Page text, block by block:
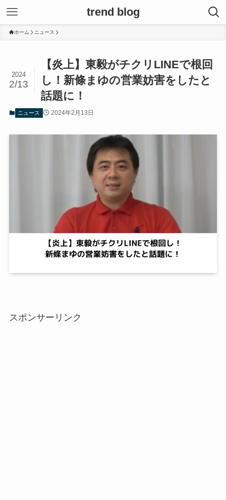
trend blog
ホーム ニュース
【炎上】東毅がチクリLINEで根回
し！新條まゆの営業妨害をしたと
話題に！
2024
2/13
ニュース 2024年2月13日
スポンサーリンク